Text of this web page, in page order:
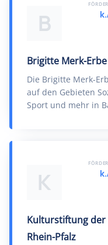
B
Brigitte Merk-
Die Brigitte Merk-
auf den Gebieten
Sport und mehr in
K
Kulturstiftung der
Rhein-Pfalz